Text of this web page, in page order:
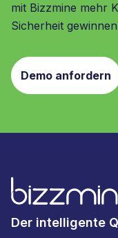
mit Bizzmine mehr
Sicherheit
Demo anfordern
Der intelligente